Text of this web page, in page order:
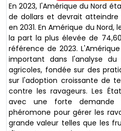
En 2023, l'Amérique du Nord
de dollars et devrait atteindre
en 2031. En Amérique du
la part la plus élevée de
référence de 2023.
important dans l'analyse
agricoles, fondée sur des
sur l'adoption croissante de
contre les ravageurs. Les
avec une forte
phéromone pour gérer les
grande valeur telles que les